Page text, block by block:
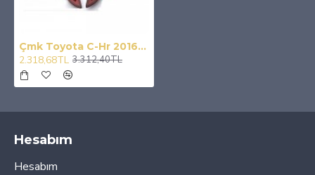
Çmk Toyota C-Hr 2016-2019 Arka Sis Ledi Hareketli Sinyal
2.318,68TL 3.312,40TL
Hesabım
Hesabım